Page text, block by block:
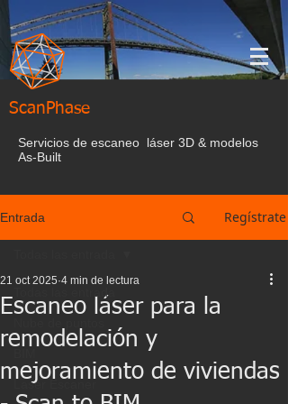
ScanPhase
Servicios de escaneo láser 3D & modelos
As-Built
Entrada Regístrate
Todas las entrada
Laser Escaner
Escaneo láser para la
remodelación y
mejoramiento de viviendas
21 oct 2025 4 min de lectura